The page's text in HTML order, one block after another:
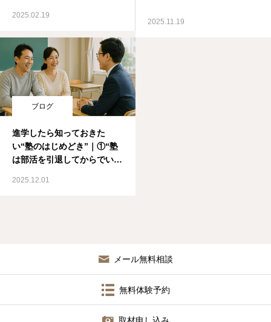
2025.02.19
2025.11.19
ブログ
進学したら知っておきた
い“塾のはじめどき”｜①“塾
は部活を引退してからでい
2025.12.01
メール無料相談
無料体験予約
取材申し込み